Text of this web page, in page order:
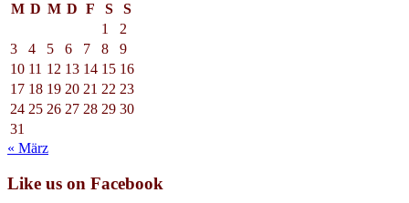
M D M D F S
S
1
2
3
4 5 6 7 8
9
10 11 12 13 14 15 16
17 18 19 20 21 22 23
24 25 26 27 28 29 30
31
« März
Like us on Facebook